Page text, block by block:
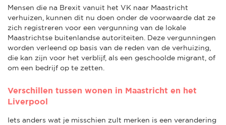
Mensen die na Brexit vanuit het VK naar Maastricht
verhuizen, kunnen dit nu doen onder de voorwaarde dat ze
zich registreren voor een vergunning van de lokale
Maastrichtse buitenlandse autoriteiten. Deze vergunningen
worden verleend op basis van de reden van de verhuizing,
die kan zijn voor het verblijf, als een geschoolde migrant, of
om een bedrijf op te zetten.
Verschillen tussen wonen in Maastricht en het
Liverpool
Iets anders wat je misschien zult merken is een verandering